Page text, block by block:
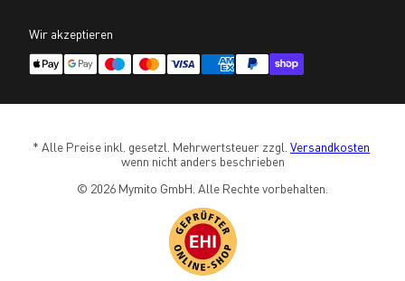
Wir akzeptieren
* Alle Preise inkl. gesetzl. Mehrwertsteuer zzgl. Versandkosten
wenn nicht anders beschrieben
© 2026 Mymito GmbH. Alle Rechte vorbehalten.